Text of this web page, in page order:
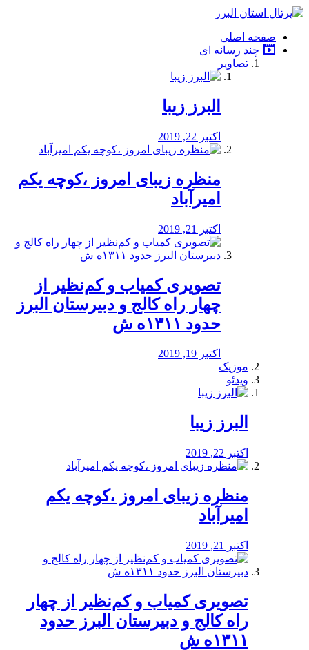
فصد
شرق
تهران
خشکشویی
صفحه اصلی
چند رسانه ای
تصاویر
البرز زیبا
اکتبر 22, 2019
منظره‌‌ زیبای امروز ،کوچه یکم
امیرآباد
اکتبر 21, 2019
️تصویری کمیاب و کم‌نظیر از
چهار راه كالج و دبيرستان البرز
حدود ۱۳۱۱ه ش
اکتبر 19, 2019
موزیک
ویدئو
البرز زیبا
اکتبر 22, 2019
منظره‌‌ زیبای امروز ،کوچه یکم
امیرآباد
اکتبر 21, 2019
️تصویری کمیاب و کم‌نظیر از چهار
راه كالج و دبيرستان البرز حدود
۱۳۱۱ه ش